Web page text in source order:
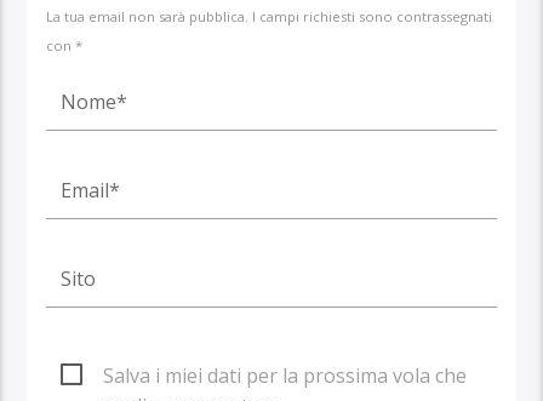
La tua email non sarà pubblica. I campi richiesti sono contrassegnati
con *
Salva i miei dati per la prossima vola che